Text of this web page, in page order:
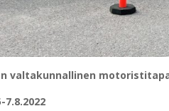
valtakunnallinen